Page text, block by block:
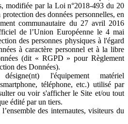
modifiée par la Loi n°2018-493 du 20
des données personnelles, en
communautaire du 27 avril 2016
de l’Union Européenne le 4 mai
des personnes physiques à l'égard
à caractère personnel et à la libre
(dit « RGPD » pour Règlement
des Données).
l'équipement matériel
téléphone, etc.) utilisé par
ou voir s'afficher le Site et/ou tout
édité par un tiers.
l’ensemble des internautes, visiteurs du